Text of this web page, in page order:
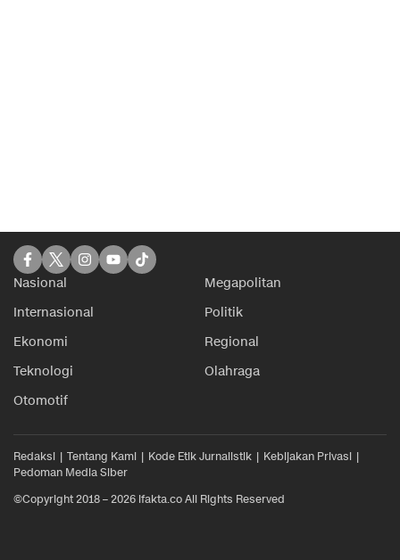
Nasional
Megapolitan
Internasional
Politik
Ekonomi
Regional
Teknologi
Olahraga
Otomotif
Redaksi Tentang Kami Kode Etik Jurnalistik
Kebijakan Privasi
Pedoman Media Siber
©Copyright 2018 – 2026 ifakta.co All Rights Reserved